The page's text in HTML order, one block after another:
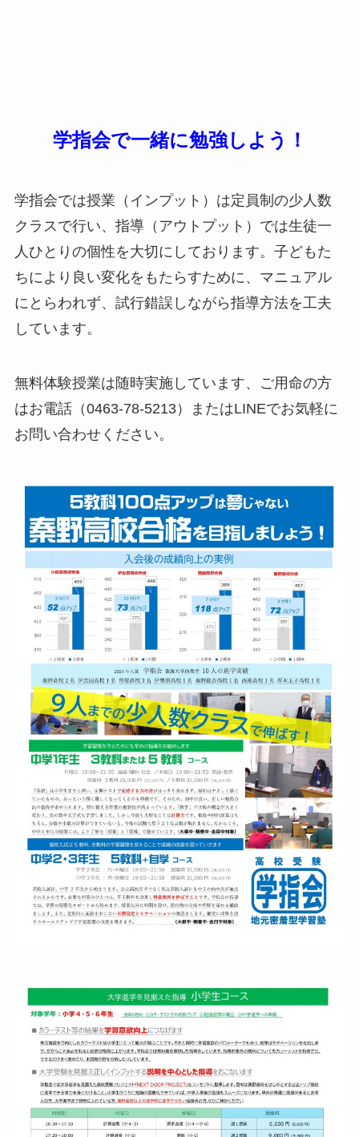
学指会で一緒に勉強しよう！
学指会では授業（インプット）は定員制の少人数
クラスで行い、指導（アウトプット）では生徒一
人ひとりの個性を大切にしております。子どもた
ちにより良い変化をもたらすために、マニュアル
にとらわれず、試行錯誤しながら指導方法を工夫
しています。
無料体験授業は随時実施しています、ご用命の方
はお電話（0463-78-5213）またはLINEでお気軽に
お問い合わせください。